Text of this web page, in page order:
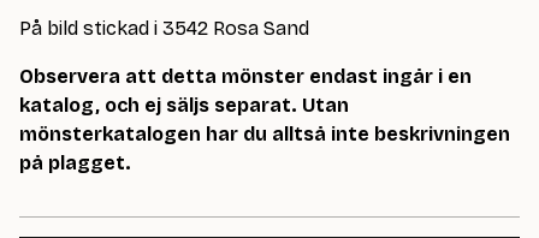
På bild stickad i 3542 Rosa Sand
Observera att detta mönster endast ingår i en
katalog, och ej säljs separat. Utan
mönsterkatalogen har du alltså inte beskrivningen
på plagget.